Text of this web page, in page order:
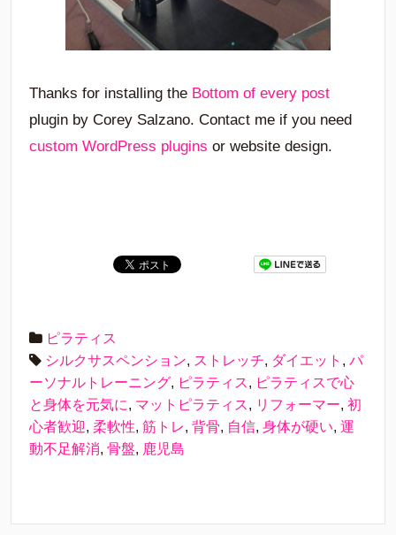
Thanks for installing the Bottom of every post
plugin by Corey Salzano. Contact me if you need
custom WordPress plugins or website design.
ピラティス
シルクサスペンション, ストレッチ, ダイエット , パ
ーソナルトレーニング, ピラティス, ピラティスで心
と身体を元気に, マットピラティス, リフォーマー, 初
心者歓迎, 柔軟性, 筋トレ, 背骨, 自信, 身体が硬い, 運
動不足解消, 骨盤, 鹿児島